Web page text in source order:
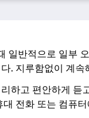
일반적으로 일부
. 지루함없이 계속
하고 편안하게 듣
대 전화 또는 컴퓨